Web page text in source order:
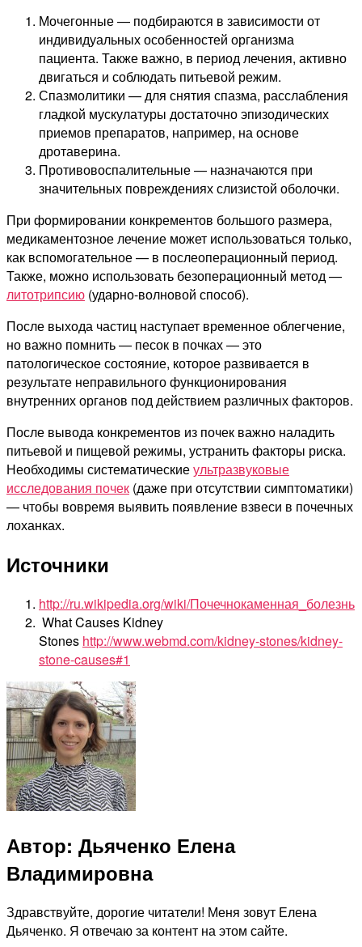
Мочегонные — подбираются в зависимости от
индивидуальных особенностей организма
пациента. Также важно, в период лечения, активно
двигаться и соблюдать питьевой режим.
Спазмолитики — для снятия спазма, расслабления
гладкой мускулатуры достаточно эпизодических
приемов препаратов, например, на основе
дротаверина.
Противовоспалительные — назначаются при
значительных повреждениях слизистой оболочки.
При формировании конкрементов большого размера,
медикаментозное лечение может использоваться только,
как вспомогательное — в послеоперационный период.
Также, можно использовать безоперационный метод —
литотрипсию (ударно-волновой способ).
После выхода частиц наступает временное облегчение,
но важно помнить — песок в почках — это
патологическое состояние, которое развивается в
результате неправильного функционирования
внутренних органов под действием различных факторов.
После вывода конкрементов из почек важно наладить
питьевой и пищевой режимы, устранить факторы риска.
Необходимы систематическиеультразвуковые
исследования почек (даже при отсутствии симптоматики)
— чтобы вовремя выявить появление взвеси в почечных
лоханках.
Источники
http://ru.wikipedia.org/wiki/Почечнокаменная_болезнь
What Causes Kidney
Stones http://www.webmd.com/kidney-stones/kidney-
stone-causes#1
Автор: Дьяченко Елена
Владимировна
Здравствуйте, дорогие читатели! Меня зовут Елена
Дьяченко. Я отвечаю за контент на этом сайте.